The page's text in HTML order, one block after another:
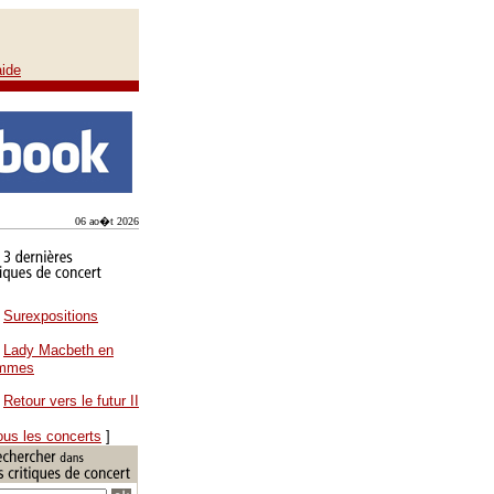
06 ao�t 2026
Surexpositions
Lady Macbeth en
Retour vers le futur II
les concerts ]